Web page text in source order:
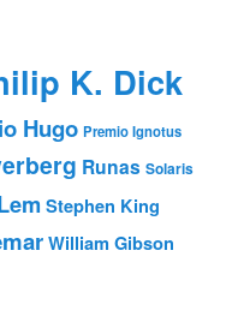
K. Dick
Hugo Premio Ignotus
Runas Solaris
Stephen King
William Gibson